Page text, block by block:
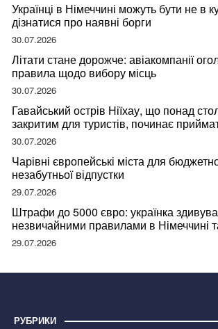
Українці в Німеччині можуть бути не в
дізнатися про наявні борги
30.07.2026
Літати стане дорожче: авіакомпанії
правила щодо вибору місць
30.07.2026
Гавайський острів Ніїхау, що понад
закритим для туристів, починає
відвідувачів
30.07.2026
Чарівні європейські міста для
незабутньої відпустки
29.07.2026
Штрафи до 5000 євро: українка
незвичайними правилами в Німеччині
правдою
29.07.2026
РУБРИКИ